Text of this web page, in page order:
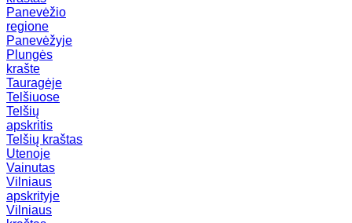
Panevėžio
regione
Panevėžyje
Plungės
krašte
Tauragėje
Telšiuose
Telšių
apskritis
Telšių kraštas
Utenoje
Vainutas
Vilniaus
apskrityje
Vilniaus